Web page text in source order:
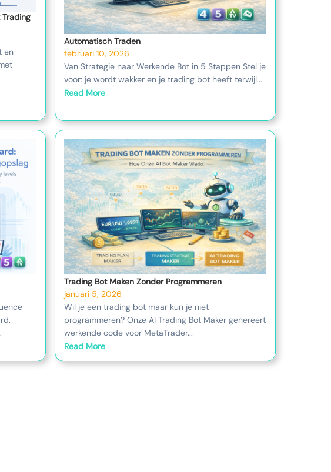
Trading
en
Automatisch Traden
februari 10, 2026
Van Strategie naar Werkende Bot in 5 Stappen Stel je
voor: je wordt wakker en je trading bot heeft terwijl...
Read More
Trading Bot Maken Zonder Programmeren
januari 5, 2026
Wil je een trading bot maar kun je niet
programmeren? Onze AI Trading Bot Maker genereert
werkende code voor MetaTrader...
Read More